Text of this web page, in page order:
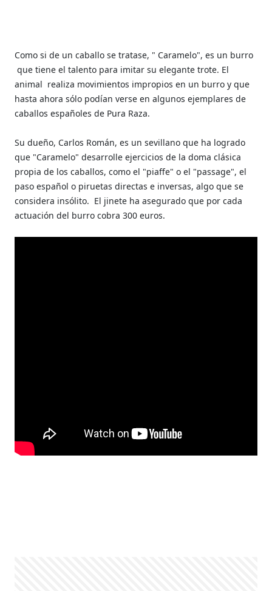
Como si de un caballo se tratase, " Caramelo", es un burro
que tiene el talento para imitar su elegante trote. El
animal realiza movimientos impropios en un burro y que
hasta ahora sólo podían verse en algunos ejemplares de
caballos españoles de Pura Raza.
Su dueño, Carlos Román, es un sevillano que ha logrado
que "Caramelo" desarrolle ejercicios de la doma clásica
propia de los caballos, como el "piaffe" o el "passage", el
paso español o piruetas directas e inversas, algo que se
considera insólito. El jinete ha asegurado que por cada
actuación del burro cobra 300 euros.